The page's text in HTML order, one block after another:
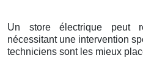
Un store électrique peut
nécessitant une intervention
techniciens sont les mieux